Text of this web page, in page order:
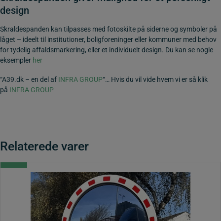
design
Skraldespanden kan tilpasses med fotoskilte på siderne og symboler på
låget – ideelt til institutioner, boligforeninger eller kommuner med behov
for tydelig affaldsmarkering, eller et individuelt design. Du kan se nogle
eksempler her
“A39.dk – en del af INFRA GROUP“… Hvis du vil vide hvem vi er så klik
på INFRA GROUP
Relaterede varer